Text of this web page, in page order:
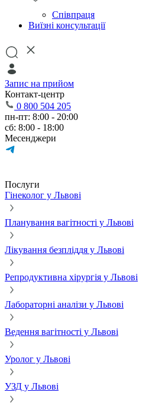
Співпраця
Виїзні консультації
Запис на прийом
Контакт-центр
0 800 504 205
пн-пт: 8:00 - 20:00
сб: 8:00 - 18:00
Месенджери
Послуги
Гінеколог у Львові
Планування вагітності у Львові
Лікування безпліддя у Львові
Репродуктивна хірургія у Львові
Лабораторні аналізи у Львові
Ведення вагітності у Львові
Уролог у Львові
УЗД у Львові